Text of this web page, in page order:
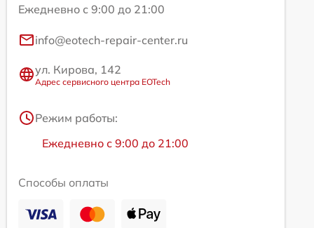
Ежедневно с 9:00 до 21:00
info@eotech-repair-center.ru
ул. Кирова, 142
Адрес сервисного центра EOTech
Режим работы:
Ежедневно с 9:00 до 21:00
Способы оплаты